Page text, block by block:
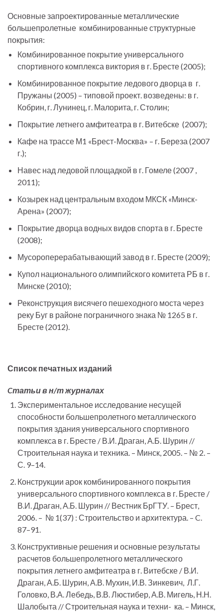
Основные запроектированные металлические
большепролетные комбинированные структурные
покрытия:
Комбинированное покрытие универсального
спортивного комплекса виктория в г. Бресте (2005);
Комбинированное покрытие ледового дворца в г.
Пружаны (2005) – типовой проект. возведены: в г.
Кобрин, г. Лунинец, г. Малорита, г. Столин;
Покрытие летнего амфитеатра в г. Витебске (2007);
Кафе на трассе М1 «Брест-Москва» – г. Береза (2007
г.);
Навес над ледовой площадкой в г. Гомеле (2007 ,
2011);
Козырек над центральным входом МКСК «Минск-
Арена» (2007);
Покрытие дворца водных видов спорта в г. Бресте
(2008);
Мусороперерабатывающий завод в г. Бресте (2009);
Купол национального олимпийского комитета РБ в г.
Минске (2010);
Реконструкция висячего пешеходного моста через
реку Буг в районе пограничного знака № 1265 в г.
Бресте (2012).
Список печатных изданий
Cтатьи в н/т журналах
Экспериментальное исследование несущей
способности большепролетного металлического
покрытия здания универсального спортивного
комплекса в г. Бресте / В.И. Драган, А.Б. Шурин //
Строительная наука и техника. – Минск, 2005. – № 2. –
С. 9–14.
Конструкции арок комбинированного покрытия
универсального спортивного комплекса в г. Бресте /
В.И. Драган, А.Б. Шурин // Вестник БрГТУ. – Брест,
2006. – № 1(37) : Строительство и архитектура. – C.
87–91.
Конструктивные решения и основные результаты
расчетов большепролетного металлического
покрытия летнего амфитеатра в г. Витебске / В.И.
Драган, А.Б. Шурин, А.В. Мухин, И.В. Зинкевич, Л.Г.
Головко, В.А. Лебедь, В.В. Люстибер, А.В. Мигель, Н.Н.
Шалобыта // Строительная наука и техни- ка. – Минск,